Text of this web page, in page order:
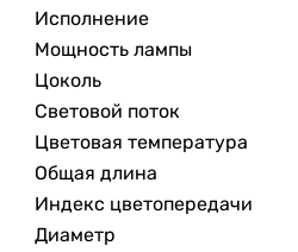
Исполнение
Мощность лампы
Цоколь
Световой поток
Цветовая температура
Общая длина
Индекс цветопередачи
Диаметр